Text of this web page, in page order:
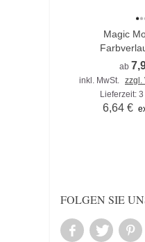
Magic
ab
inkl. MwSt.
zzgl.
Lieferzeit:
6,64 €
FOLGEN SIE